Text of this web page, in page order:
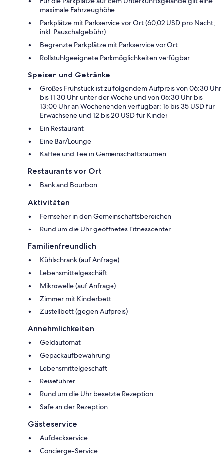
maximale Fahrzeughöhe
Parkplätze mit Parkservice vor Ort (60,02 USD pro Nacht;
inkl. Pauschalgebühr)
Begrenzte Parkplätze mit Parkservice vor Ort
Rollstuhlgeeignete Parkmöglichkeiten verfügbar
Speisen und Getränke
Großes Frühstück ist zu folgendem Aufpreis von 06:30 Uhr
bis 11:30 Uhr unter der Woche und von 06:30 Uhr bis
13:00 Uhr an Wochenenden verfügbar: 16 bis 35 USD für
Erwachsene und 12 bis 20 USD für Kinder
Ein Restaurant
Eine Bar/Lounge
Kaffee und Tee in Gemeinschaftsräumen
Restaurants vor Ort
Bank and Bourbon
Aktivitäten
Fernseher in den Gemeinschaftsbereichen
Rund um die Uhr geöffnetes Fitnesscenter
Familienfreundlich
Kühlschrank (auf Anfrage)
Lebensmittelgeschäft
Mikrowelle (auf Anfrage)
Zimmer mit Kinderbett
Zustellbett (gegen Aufpreis)
Annehmlichkeiten
Geldautomat
Gepäckaufbewahrung
Lebensmittelgeschäft
Reiseführer
Rund um die Uhr besetzte Rezeption
Safe an der Rezeption
Gästeservice
Aufdeckservice
Concierge-Service